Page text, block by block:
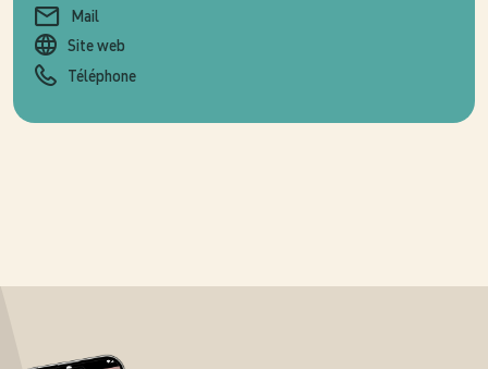
Mail
Site web
Téléphone